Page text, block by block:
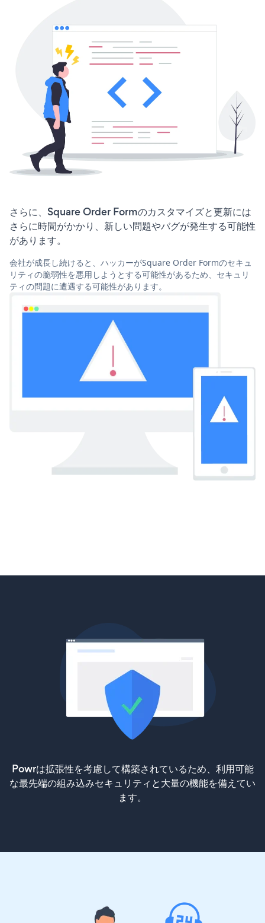
さらに、Square Order Formのカスタマイズと更新には
さらに時間がかかり、新しい問題やバグが発生する可能性
があります。
会社が成長し続けると、ハッカーがSquare Order Formのセキュ
リティの脆弱性を悪用しようとする可能性があるため、セキュリ
ティの問題に遭遇する可能性があります。
Powrは拡張性を考慮して構築されているため、利用可能
な最先端の組み込みセキュリティと大量の機能を備えてい
ます。